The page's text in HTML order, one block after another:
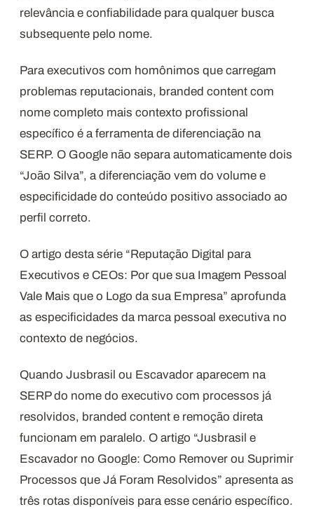
relevância e confiabilidade para qualquer busca
subsequente pelo nome.
Para executivos com homônimos que carregam
problemas reputacionais, branded content com
nome completo mais contexto profissional
específico é a ferramenta de diferenciação na
SERP. O Google não separa automaticamente dois
“João Silva”, a diferenciação vem do volume e
especificidade do conteúdo positivo associado ao
perfil correto.
O artigo desta série “Reputação Digital para
Executivos e CEOs: Por que sua Imagem Pessoal
Vale Mais que o Logo da sua Empresa” aprofunda
as especificidades da marca pessoal executiva no
contexto de negócios.
Quando Jusbrasil ou Escavador aparecem na
SERP do nome do executivo com processos já
resolvidos, branded content e remoção direta
funcionam em paralelo. O artigo “Jusbrasil e
Escavador no Google: Como Remover ou Suprimir
Processos que Já Foram Resolvidos” apresenta as
três rotas disponíveis para esse cenário específico.